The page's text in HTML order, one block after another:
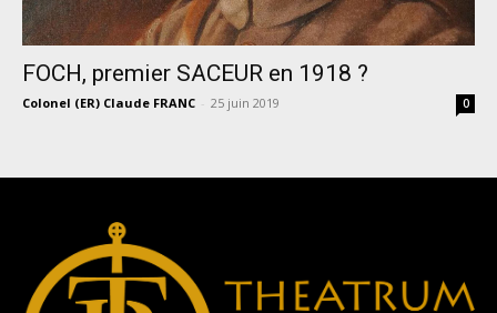
FOCH, premier SACEUR en 1918 ?
Colonel (ER) Claude FRANC - 25 juin 2019 0